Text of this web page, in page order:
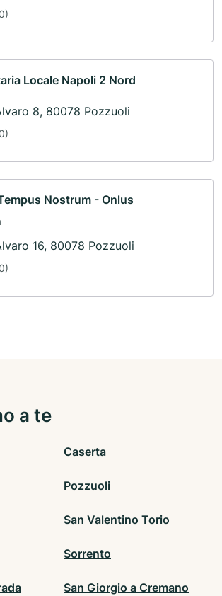
Locale Napoli 2 Nord
8, 80078 Pozzuoli
Nostrum - Onlus
16, 80078 Pozzuoli
a te
Caserta
Pozzuoli
San Valentino Torio
Sorrento
San Giorgio a Cremano